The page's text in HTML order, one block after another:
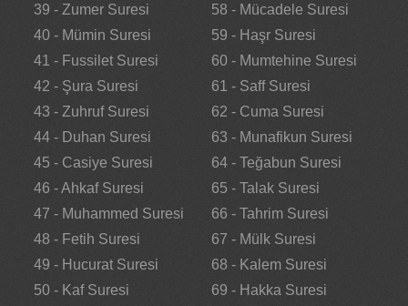
39 - Zumer Suresi
40 - Mümin Suresi
41 - Fussilet Suresi
42 - Şura Suresi
43 - Zuhruf Suresi
44 - Duhan Suresi
45 - Casiye Suresi
46 - Ahkaf Suresi
47 - Muhammed Suresi
48 - Fetih Suresi
49 - Hucurat Suresi
50 - Kaf Suresi
58 - Mücadele Suresi
59 - Haşr Suresi
60 - Mumtehine Suresi
61 - Saff Suresi
62 - Cuma Suresi
63 - Munafikun Suresi
64 - Teğabun Suresi
65 - Talak Suresi
66 - Tahrim Suresi
67 - Mülk Suresi
68 - Kalem Suresi
69 - Hakka Suresi